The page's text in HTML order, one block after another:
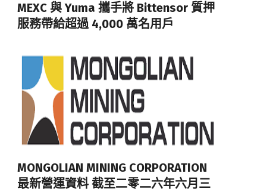
MEXC 與 Yuma 攜手將 Bittensor 質押
服務帶給超過 4,000 萬名用戶
MONGOLIAN MINING CORPORATION
最新營運資料 截至二零二六年六月三